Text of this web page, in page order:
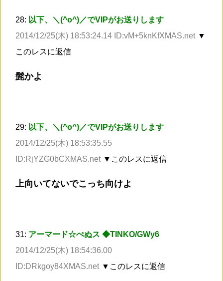
28: 以下、＼(^o^)／でVIPがお送りします
2014/12/25(木) 18:53:24.14 ID:vM+5knKfXMAS.net ▼
このレスに返信
髭かよ
29: 以下、＼(^o^)／でVIPがお送りします
2014/12/25(木) 18:53:35.55
ID:RjYZG0bCXMAS.net ▼このレスに返信
上向いてないでこっち向けよ
31: アーマード☆ぺぬス ◆TINKO/GWy6
2014/12/25(木) 18:54:36.00
ID:DRkgoy84XMAS.net ▼このレスに返信